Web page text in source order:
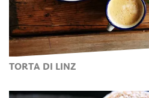
TORTA DI LINZ